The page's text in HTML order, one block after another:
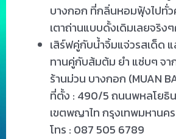
บางกอก ที่กลิ่นหอมฟุ้งไปทั่ว
เตาถ่านแบบดั้งเดิมเลยจริง
เสิร์ฟคู่กับน้ำจิ้มแจ่วรสเด็ด แ
ทานคู่กับส้มต้ม ยำ แซ่บๆ จา
ร้านม่วน บางกอก (MUAN
ที่ตั้ง : 490/5 ถนนพหลโยธิน
เขตพญาไท กรุงเทพมหานค
โทร : 087 505 6789